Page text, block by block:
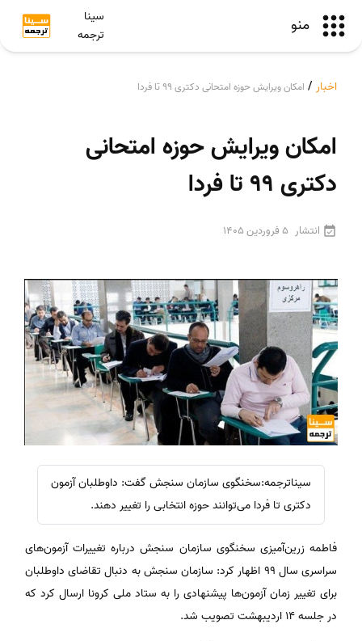
منو
سینا
ترجمه
اخبار / امکان ویرایش حوزه امتحانی دکتری 99 تا فردا
امکان ویرایش حوزه امتحانی
دکتری 99 تا فردا
انتشار 5 فروردین 1405
سیناترجمه:سخنگوی سازمان سنجش گفت: داوطلبان آزمون
دکتری تا فردا می‌توانند حوزه انتخابی را تغییر دهند.
فاطمه زرین‌آمیزی سخنگوی سازمان سنجش درباره تغییرات آزمون‌های
سراسری سال 99 اظهار کرد: سازمان سنجش به دنبال تقاضای داوطلبان
برای تغییر زمان آزمون‌ها پیشنهادی را به ستاد ملی کرونا ارسال کرد که
در جلسه 14 اردیبهشت تصویب شد.